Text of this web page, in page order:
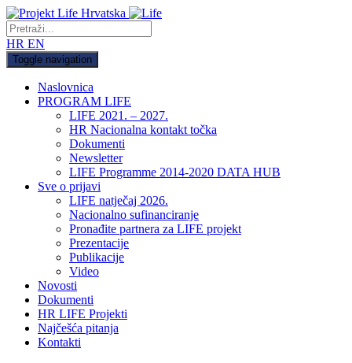
HR EN
Toggle navigation
Naslovnica
PROGRAM LIFE
LIFE 2021. – 2027.
HR Nacionalna kontakt točka
Dokumenti
Newsletter
LIFE Programme 2014-2020 DATA HUB
Sve o prijavi
LIFE natječaj 2026.
Nacionalno sufinanciranje
Pronađite partnera za LIFE projekt
Prezentacije
Publikacije
Video
Novosti
Dokumenti
HR LIFE Projekti
Najčešća pitanja
Kontakti